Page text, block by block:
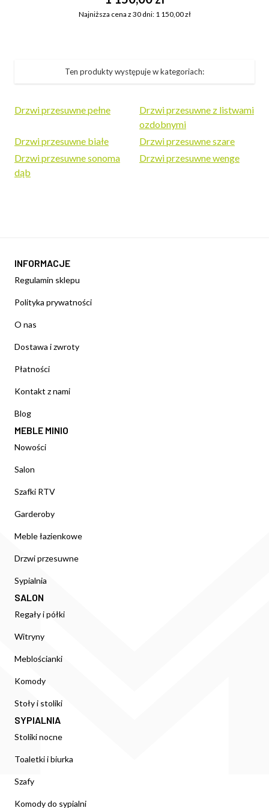
Najniższa cena z 30 dni: 1 150,00 zł
Ten produkty występuje w kategoriach:
Drzwi przesuwne pełne
Drzwi przesuwne z listwami
ozdobnymi
Drzwi przesuwne białe
Drzwi przesuwne szare
Drzwi przesuwne sonoma
dąb
Drzwi przesuwne wenge
INFORMACJE
Regulamin sklepu
Polityka prywatności
O nas
Dostawa i zwroty
Płatności
Kontakt z nami
Blog
MEBLE MINIO
Nowości
Salon
Szafki RTV
Garderoby
Meble łazienkowe
Drzwi przesuwne
Sypialnia
SALON
Regały i półki
Witryny
Meblościanki
Komody
Stoły i stoliki
SYPIALNIA
Stoliki nocne
Toaletki i biurka
Szafy
Komody do sypialni